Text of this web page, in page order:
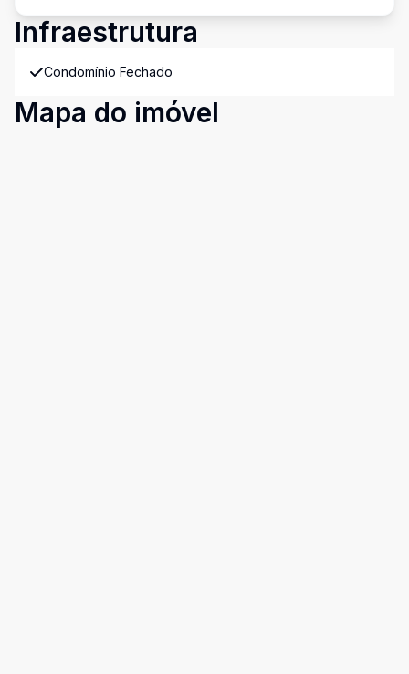
Infraestrutura
Condomínio Fechado
Mapa do imóvel